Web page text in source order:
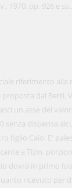
1970, pp. 926 e ss..
riferimento alla
dal Betti.
un asse del
senza dispensa
figlio Caio. E'
a Tizio,
dovrà in primo
ricevuto per